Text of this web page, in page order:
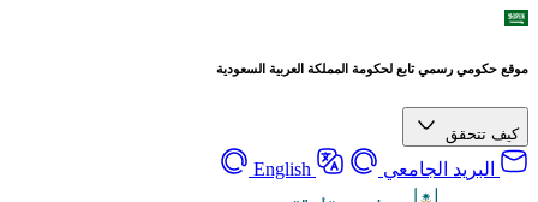
موقع حكومي رسمي تابع لحكومة المملكة العربية السعودية
كيف تتحقق
البريد الجامعي English